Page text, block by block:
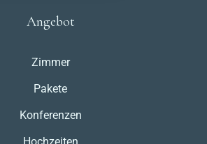
Angebot
Zimmer
Pakete
Konferenzen